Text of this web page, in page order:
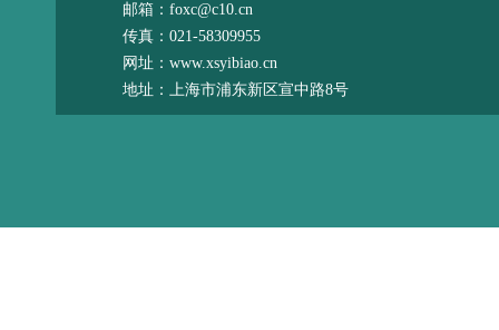
邮箱：foxc@c10.cn
传真：021-58309955
网址：www.xsyibiao.cn
地址：上海市浦东新区宣中路8号